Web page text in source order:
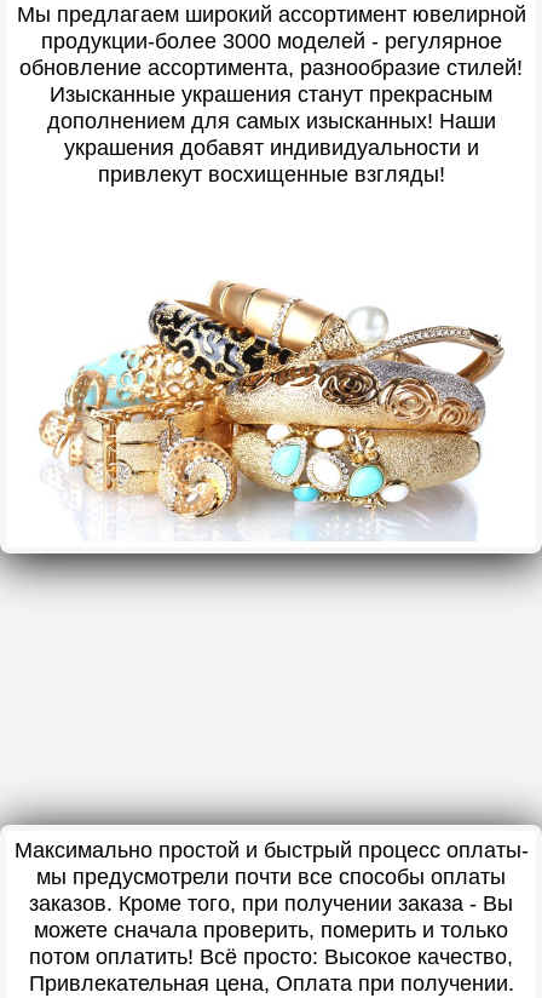
Мы предлагаем широкий ассортимент ювелирной
продукции-более 3000 моделей - регулярное
обновление ассортимента, разнообразие стилей!
Изысканные украшения станут прекрасным
дополнением для самых изысканных! Наши
украшения добавят индивидуальности и
привлекут восхищенные взгляды!
Максимально простой и быстрый процесс оплаты-
мы предусмотрели почти все способы оплаты
заказов. Кроме того, при получении заказа - Вы
можете сначала проверить, померить и только
потом оплатить! Всё просто: Высокое качество,
Привлекательная цена, Оплата при получении.